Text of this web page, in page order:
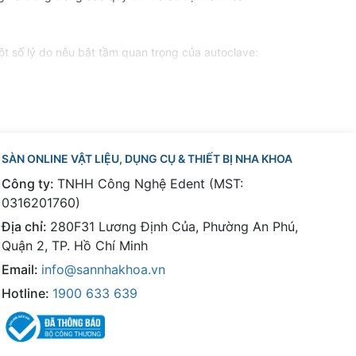
số lý do nêu bật tầm quan trọng của autoclave:
nhiễm chéo giữa các bệnh nhân. Autoclave giúp loại
autoclave để tiệt trùng dụng cụ y tế không chỉ đảm
nha khoa. Việc sử dụng autoclave là một yêu cầu bắt
bị phù hợp nhất với nhu cầu của mình:
Nếu phòng khám của bạn nhỏ và cần tiệt trùng ít
SÀN ONLINE VẬT LIỆU, DỤNG CỤ & THIẾT BỊ NHA KHOA
Công ty: TNHH Công Nghệ Edent (MST:
0316201760)
Địa chỉ: 280F31 Lương Định Của, Phường An Phú,
Quận 2, TP. Hồ Chí Minh
Email: info@sannhakhoa.vn
Hotline: 1900 633 639